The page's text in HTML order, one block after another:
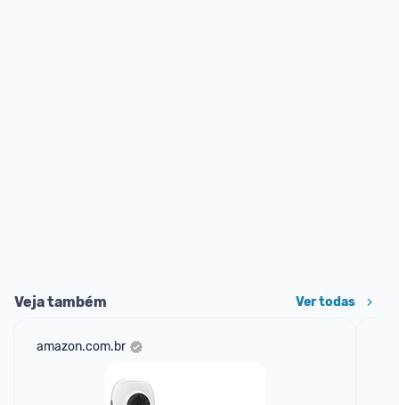
Veja também Ver todas
amazon.com.br